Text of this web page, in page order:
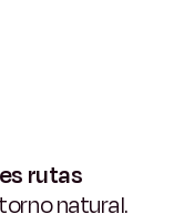
rutas
natural.